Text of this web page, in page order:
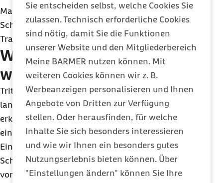
Sie entscheiden selbst, welche Cookies Sie
zulassen. Technisch erforderliche Cookies
sind nötig, damit Sie die Funktionen
unserer Website und den Mitgliederbereich
Meine BARMER nutzen können. Mit
weiteren Cookies können wir z. B.
Werbeanzeigen personalisieren und Ihnen
Angebote von Dritten zur Verfügung
stellen. Oder herausfinden, für welche
Inhalte Sie sich besonders interessieren
und wie wir Ihnen ein besonders gutes
Nutzungserlebnis bieten können. Über
"Einstellungen ändern" können Sie Ihre
Marschall. Sogar die psychische Verfassung könne
Schwindel auslösen, beispielsweise sehr große
Traurigkeit kurz nach einer Trennung.
Wann ein Arzt aufgesucht
werden sollte
Tritt der Schwindel unvermittelt, stark,
langanhaltend, wiederholt und dabei ohne
erkennbaren Grund auf, sollte die Ursache von
einer Ärztin oder einem Arzt abgeklärt werden.
Eine Untersuchung ist auch sinnvoll, falls
Schwindel während einer Infektion auftritt oder
von bestimmten Situationen oder Kopfhaltungen